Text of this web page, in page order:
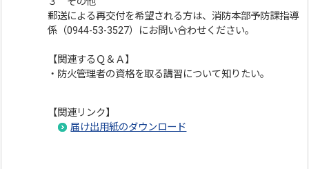
郵送による再交付を希望される方は、消防本部予防課指導
係（0944-53-3527）にお問い合わせください。
【関連するＱ＆Ａ】
・防火管理者の資格を取る講習について知りたい。
【関連リンク】
届け出用紙のダウンロード